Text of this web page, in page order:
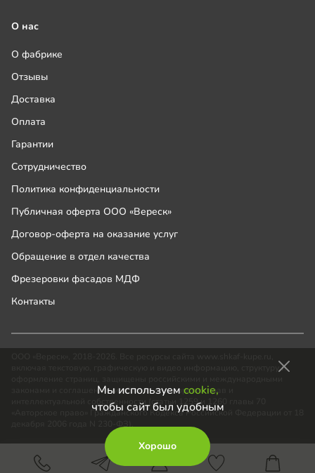
Мы используем cookie,
чтобы сайт был удобным
Хорошо
О нас
О фабрике
Отзывы
Доставка
Оплата
Гарантии
Сотрудничество
Политика конфиденциальности
Публичная оферта ООО «Вереск»
Договор-оферта на оказание услуг
Обращение в отдел качества
Фрезеровки фасадов МДФ
Контакты
включая текстовую, графическую и видео информацию, структуру и
законами и соглашениями об охране авторских прав и
интеллектуальной собственности (статьи 1259 и 1260 главы 70
«Авторское право» Гражданского Кодекса Российской Федерации от 18